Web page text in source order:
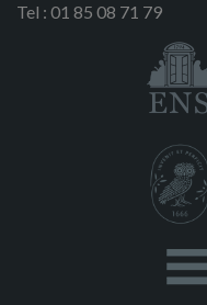
Tel : 01 85 08 71 79